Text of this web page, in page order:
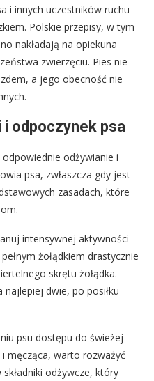
i innych uczestników ruchu
Polskie przepisy, w tym
nakładają na opiekuna
zwierzęciu. Pies nie
a jego obecność nie
i odpoczynek psa
odżywianie i
psa, zwłaszcza gdy jest
zasadach, które
intensywnej aktywności
żołądkiem drastycznie
skrętu żołądka.
dwie, po posiłku
psu dostępu do świeżej
i męcząca, warto rozważyć
odżywcze, który